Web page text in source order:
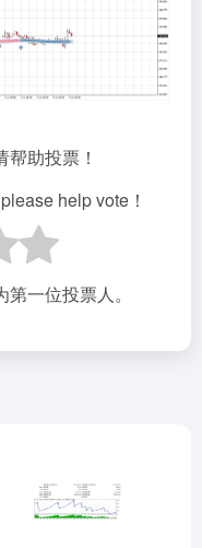
助投票！
help vote！
一位投票人。